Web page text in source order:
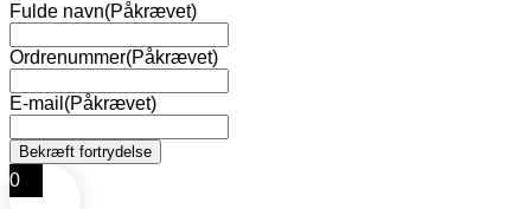
Fulde navn(Påkrævet)
Ordrenummer(Påkrævet)
E-mail (Påkrævet)
0